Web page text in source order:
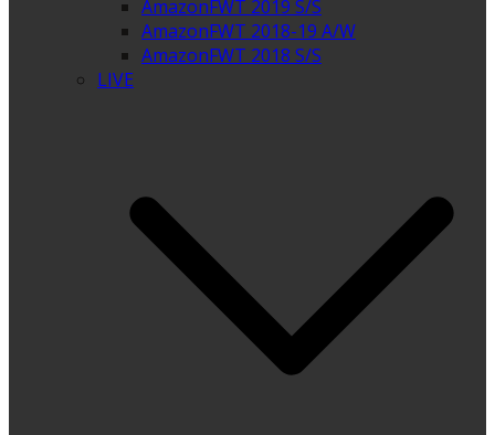
AmazonFWT 2019 S/S
AmazonFWT 2018-19 A/W
AmazonFWT 2018 S/S
LIVE